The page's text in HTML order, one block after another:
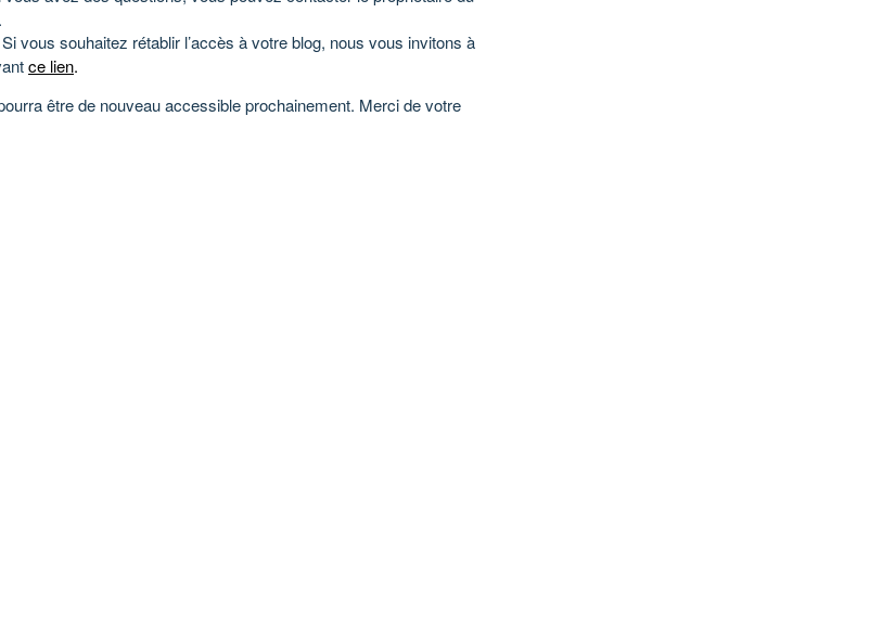
.
vous souhaitez rétablir l’accès à votre blog, nous vous invitons à
ce lien.
être de nouveau accessible prochainement. Merci de votre